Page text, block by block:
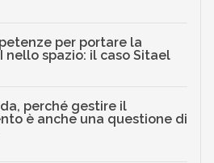
per portare la
nello spazio: il caso Sitael
perché gestire il
è anche una questione di